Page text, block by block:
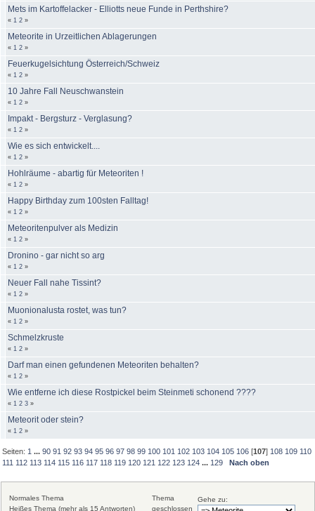
Mets im Kartoffelacker - Elliotts neue Funde in Perthshire?
« 1 2 »
Meteorite in Urzeitlichen Ablagerungen
« 1 2 »
Feuerkugelsichtung Österreich/Schweiz
« 1 2 »
10 Jahre Fall Neuschwanstein
« 1 2 »
Impakt - Bergsturz - Verglasung?
« 1 2 »
Wie es sich entwickelt....
« 1 2 »
Hohlräume - abartig für Meteoriten !
« 1 2 »
Happy Birthday zum 100sten Falltag!
« 1 2 »
Meteoritenpulver als Medizin
« 1 2 »
Dronino - gar nicht so arg
« 1 2 »
Neuer Fall nahe Tissint?
« 1 2 »
Muonionalusta rostet, was tun?
« 1 2 »
Schmelzkruste
« 1 2 »
Darf man einen gefundenen Meteoriten behalten?
« 1 2 »
Wie entferne ich diese Rostpickel beim Steinmeti schonend ????
« 1 2 3 »
Meteorit oder stein?
« 1 2 »
Seiten: 1 ...90 91 92 93 94 95 96 97 98 99 100 101 102 103 104 105 106 [107] 108 109 110
111 112 113 114 115 116 117 118 119 120 121 122 123 124 ... 129 Nach oben
Gehe zu:
Normales Thema
Heißes Thema (mehr als 15 Antworten)
Thema
geschlossen